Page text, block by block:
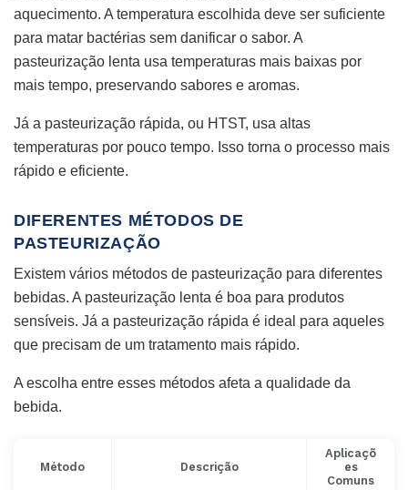
aquecimento. A temperatura escolhida deve ser suficiente
para matar bactérias sem danificar o sabor. A
pasteurização lenta usa temperaturas mais baixas por
mais tempo, preservando sabores e aromas.
Já a pasteurização rápida, ou HTST, usa altas
temperaturas por pouco tempo. Isso torna o processo mais
rápido e eficiente.
DIFERENTES MÉTODOS DE
PASTEURIZAÇÃO
Existem vários métodos de pasteurização para diferentes
bebidas. A pasteurização lenta é boa para produtos
sensíveis. Já a pasteurização rápida é ideal para aqueles
que precisam de um tratamento mais rápido.
A escolha entre esses métodos afeta a qualidade da
bebida.
Método Descrição
Aplicaçõ
es
Comuns